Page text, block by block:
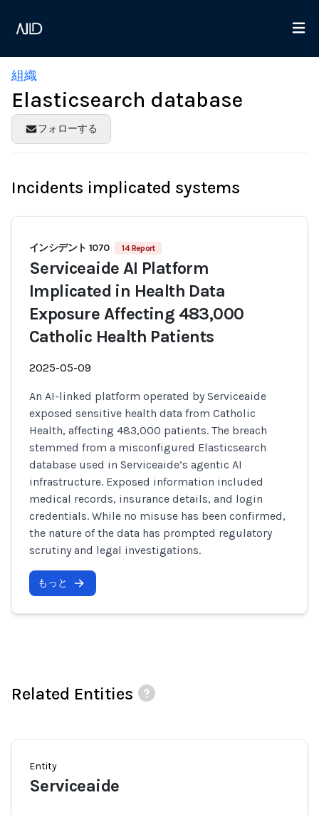
組織
Elasticsearch database
フォローする
Incidents implicated systems
インシデント 1070 14 Report
Serviceaide AI Platform
Implicated in Health Data
Exposure Affecting 483,000
Catholic Health Patients
2025-05-09
An AI-linked platform operated by Serviceaide
exposed sensitive health data from Catholic
Health, affecting 483,000 patients. The breach
stemmed from a misconfigured Elasticsearch
database used in Serviceaide’s agentic AI
infrastructure. Exposed information included
medical records, insurance details, and login
credentials. While no misuse has been confirmed,
the nature of the data has prompted regulatory
scrutiny and legal investigations.
もっと
Related Entities
Entity
Serviceaide